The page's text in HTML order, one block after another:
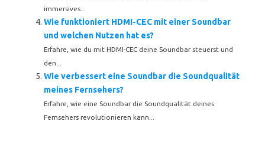
immersives...
Wie funktioniert HDMI-CEC mit einer Soundbar
und welchen Nutzen hat es?
Erfahre, wie du mit HDMI-CEC deine Soundbar steuerst und
den...
Wie verbessert eine Soundbar die Soundqualität
meines Fernsehers?
Erfahre, wie eine Soundbar die Soundqualität deines
Fernsehers revolutionieren kann...